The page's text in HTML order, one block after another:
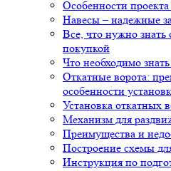
Особенности
Навесы – надежные
Все, что нужно знать
покупкой
Что необходимо
Откатные ворота:
особенности
Установка откатных
Механизм для
Преимущества и
Построение схемы
Инструкция по